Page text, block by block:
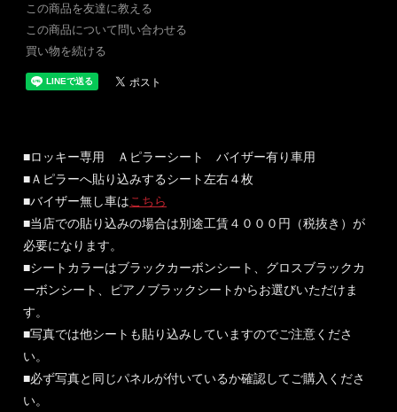
この商品を友達に教える
この商品について問い合わせる
買い物を続ける
■ロッキー専用 Ａピラーシート バイザー有り車用
■Ａピラーへ貼り込みするシート左右４枚
■バイザー無し車はこちら
■当店での貼り込みの場合は別途工賃４０００円（税抜き）が
必要になります。
■シートカラーはブラックカーボンシート、グロスブラックカ
ーボンシート、ピアノブラックシートからお選びいただけま
す。
■写真では他シートも貼り込みしていますのでご注意くださ
い。
■必ず写真と同じパネルが付いているか確認してご購入くださ
い。